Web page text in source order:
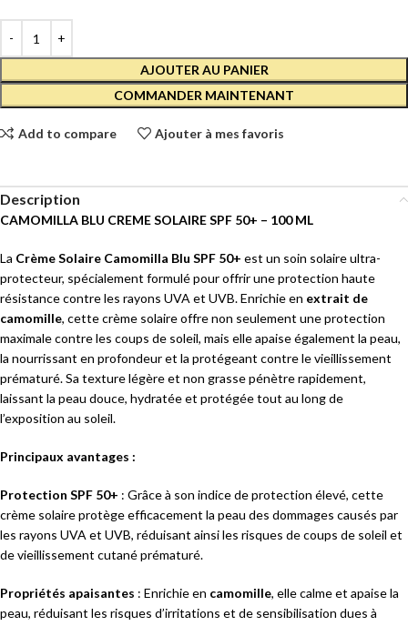
AJOUTER AU PANIER
COMMANDER MAINTENANT
Add to compare Ajouter à mes favoris
Description
CAMOMILLA BLU CREME SOLAIRE SPF 50+ – 100 ML
La Crème Solaire Camomilla Blu SPF 50+ est un soin solaire ultra-
protecteur, spécialement formulé pour offrir une protection haute
résistance contre les rayons UVA et UVB. Enrichie en extrait de
camomille, cette crème solaire offre non seulement une protection
maximale contre les coups de soleil, mais elle apaise également la peau,
la nourrissant en profondeur et la protégeant contre le vieillissement
prématuré. Sa texture légère et non grasse pénètre rapidement,
laissant la peau douce, hydratée et protégée tout au long de
l’exposition au soleil.
Principaux avantages :
Protection SPF 50+ : Grâce à son indice de protection élevé, cette
crème solaire protège efficacement la peau des dommages causés par
les rayons UVA et UVB, réduisant ainsi les risques de coups de soleil et
de vieillissement cutané prématuré.
Propriétés apaisantes : Enrichie en camomille, elle calme et apaise la
peau, réduisant les risques d’irritations et de sensibilisation dues à